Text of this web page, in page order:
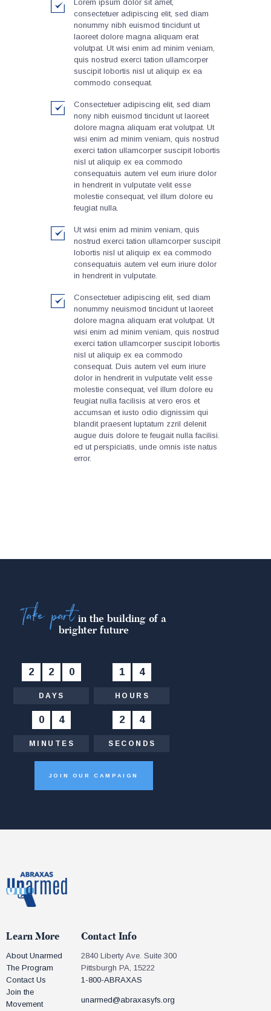
Lorem ipsum dolor sit amet,
consectetuer adipiscing elit, sed diam
nonummy nibh euismod tincidunt ut
laoreet dolore magna aliquam erat
volutpat. Ut wisi enim ad minim veniam,
quis nostrud exerci tation ullamcorper
suscipit lobortis nisl ut aliquip ex ea
commodo consequat.
Consectetuer adipiscing elit, sed diam
nony nibh euismod tincidunt ut laoreet
dolore magna aliquam erat volutpat. Ut
wisi enim ad minim veniam, quis nostrud
exerci tation ullamcorper suscipit lobortis
nisl ut aliquip ex ea commodo
consequatuis autem vel eum iriure dolor
in hendrerit in vulputate velit esse
molestie consequat, vel illum dolore eu
feugiat nulla.
Ut wisi enim ad minim veniam, quis
nostrud exerci tation ullamcorper suscipit
lobortis nisl ut aliquip ex ea commodo
consequatuis autem vel eum iriure dolor
in hendrerit in vulputate.
Consectetuer adipiscing elit, sed diam
nonummy neuismod tincidunt ut laoreet
dolore magna aliquam erat volutpat. Ut
wisi enim ad minim veniam, quis nostrud
exerci tation ullamcorper suscipit lobortis
nisl ut aliquip ex ea commodo
consequat. Duis autem vel eum iriure
dolor in hendrerit in vulputate velit esse
molestie consequat, vel illum dolore eu
feugiat nulla facilisis at vero eros et
accumsan et iusto odio dignissim qui
blandit praesent luptatum zzril delenit
augue duis dolore te feugait nulla facilisi.
ed ut perspiciatis, unde omnis iste natus
error.
Take partin the building of a
brighter future
2 2 0
DAYS
1 4
HOURS
0 4
MINUTES
2 4
SECONDS
JOIN OUR CAMPAIGN
Learn More
About Unarmed
The Program
Contact Us
Join the
Movement
Contact Info
2840 Liberty Ave. Suite 300
Pittsburgh PA, 15222
1-800-ABRAXAS
unarmed@abraxasyfs.org